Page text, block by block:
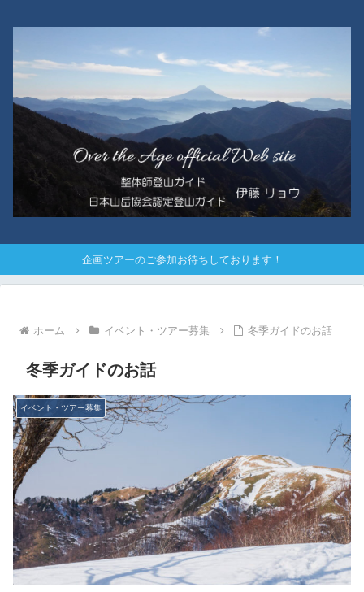
企画ツアーのご参加お待ちしております！
ホーム イベント・ツアー募集 冬季ガイドのお話
冬季ガイドのお話
イベント・ツアー募集